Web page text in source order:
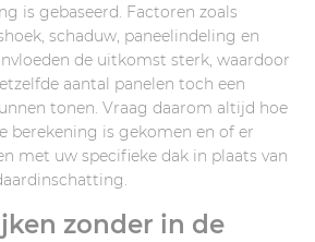
is gebaseerd. Factoren zoals
schaduw, paneelindeling en
de uitkomst sterk, waardoor
aantal panelen toch een
tonen. Vraag daarom altijd hoe
berekening is gekomen en of er
met uw specifieke dak in plaats van
zonder in de